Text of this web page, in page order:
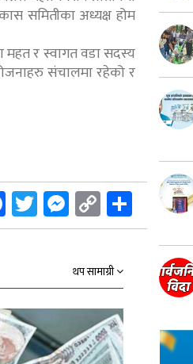
समितीका अध्यक्ष होम
महत र स्वागत वडा सदस्य
संचालमा रहेको र
Facebook
Twitter
Messenger
Copy
Link
Share
थप सामाग्री